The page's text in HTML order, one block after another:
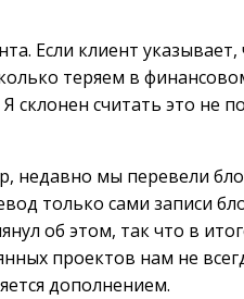
Если клиент указывает,
теряем в
склонен считать это не
недавно мы перевели
только сами записи
об этом, так что в
проектов нам не
дополнением.